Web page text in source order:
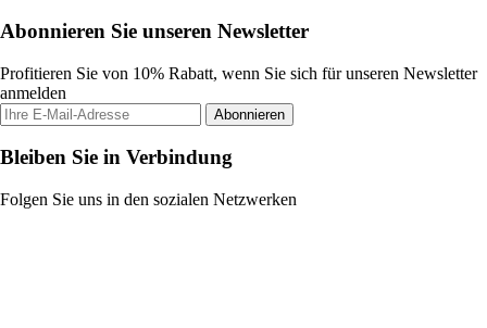
Abonnieren Sie unseren Newsletter
Profitieren Sie von 10% Rabatt, wenn Sie sich für unseren Newsletter
anmelden
Abonnieren
Bleiben Sie in Verbindung
Folgen Sie uns in den sozialen Netzwerken